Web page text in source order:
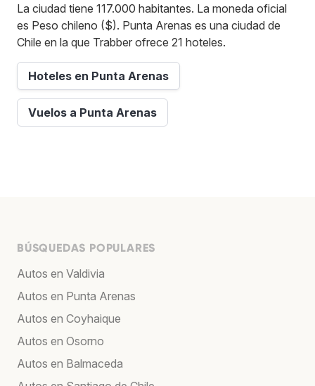
La ciudad tiene 117.000 habitantes. La moneda oficial
es Peso chileno ($). Punta Arenas es una ciudad de
Chile en la que Trabber ofrece 21 hoteles.
Hoteles en Punta Arenas
Vuelos a Punta Arenas
BÚSQUEDAS POPULARES
Autos en Valdivia
Autos en Punta Arenas
Autos en Coyhaique
Autos en Osorno
Autos en Balmaceda